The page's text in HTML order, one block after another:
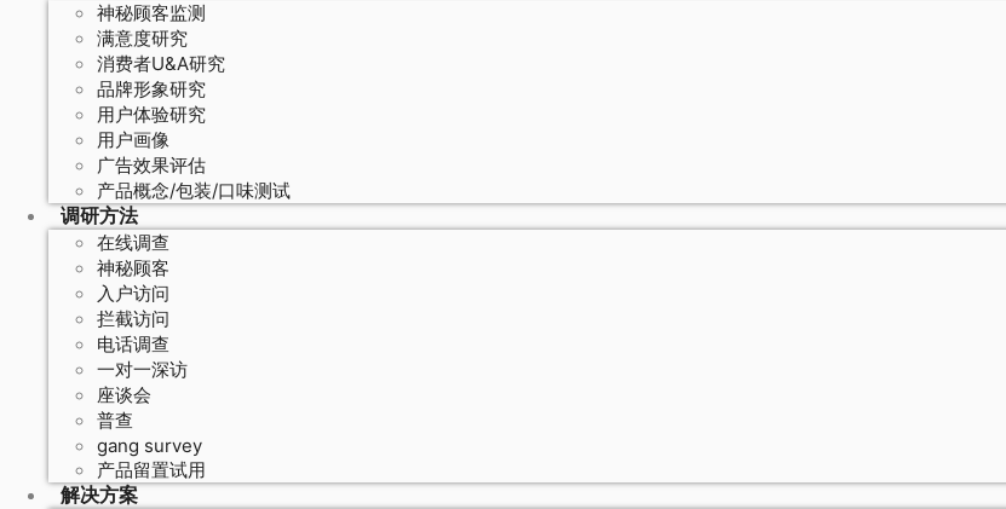
神秘顾客监测
满意度研究
消费者U&A研究
品牌形象研究
用户体验研究
用户画像
广告效果评估
产品概念/包装/口味测试
调研方法
在线调查
神秘顾客
入户访问
拦截访问
电话调查
一对一深访
座谈会
普查
gang survey
产品留置试用
解决方案